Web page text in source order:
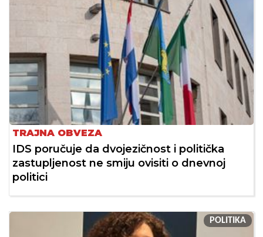
TRAJNA OBVEZA
IDS poručuje da dvojezičnost i politička
zastupljenost ne smiju ovisiti o dnevnoj
politici
POLITIKA